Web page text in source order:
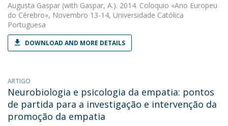
Augusta Gaspar (with Gaspar, A.). 2014. Coloquio «Ano Europeu
do Cérebro», Novembro 13-14, Universidade Católica
Portuguesa
DOWNLOAD AND MORE DETAILS
ARTIGO
Neurobiologia e psicologia da empatia: pontos
de partida para a investigação e intervenção da
promoção da empatia